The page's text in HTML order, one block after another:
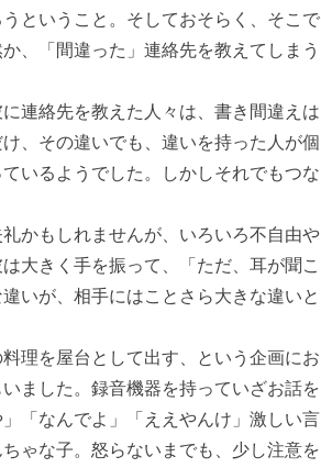
ということ。そしておそらく、そこで
、「間違った」連絡先を教えてしまう
連絡先を教えた人々は、書き間違えは
、その違いでも、違いを持った人が個
いるようでした。しかしそれでもつな
かもしれませんが、いろいろ不自由や
大きく手を振って、「ただ、耳が聞こ
いが、相手にはことさら大きな違いと
理を屋台として出す、という企画にお
ました。録音機器を持っていざお話を
「なんでよ」「ええやんけ」激しい言
ゃな子。怒らないまでも、少し注意を